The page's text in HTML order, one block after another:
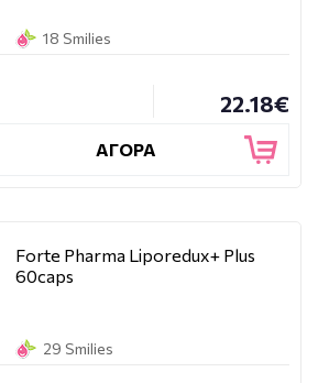
18 Smilies
22.18€
ΑΓΟΡΑ
Forte Pharma Liporedux+ Plus
60caps
29 Smilies